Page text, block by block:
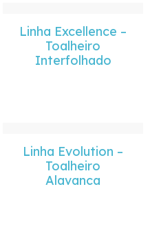
Linha Excellence –
Toalheiro
Interfolhado
Linha Evolution –
Toalheiro
Alavanca